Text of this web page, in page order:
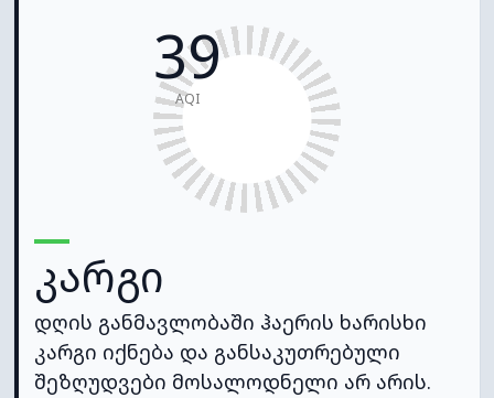
39
AQI
კარგი
დღის განმავლობაში ჰაერის ხარისხი
კარგი იქნება და განსაკუთრებული
შეზღუდვები მოსალოდნელი არ არის.